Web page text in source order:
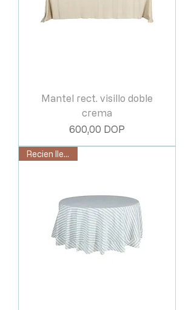
Mantel rect. visillo doble
crema
Price
600,00 DOP
Recien llegado